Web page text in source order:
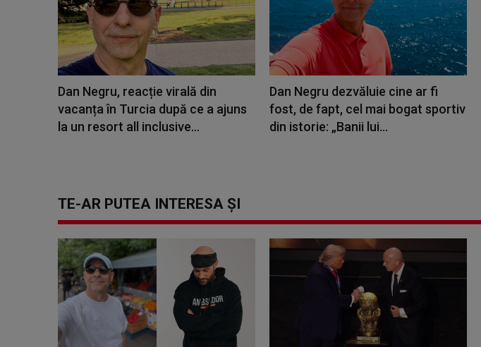
Dan Negru, reacție virală din
vacanța în Turcia după ce a ajuns
la un resort all inclusive...
Dan Negru dezvăluie cine ar fi
fost, de fapt, cel mai bogat sportiv
din istorie: „Banii lui...
TE-AR PUTEA INTERESA ȘI